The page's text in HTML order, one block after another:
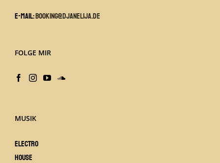
E-Mail:booking@djanelija.de
FOLGE MIR
MUSIK
Electro
House